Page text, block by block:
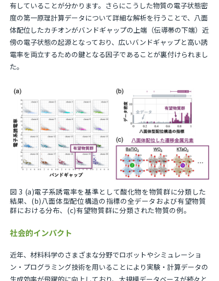
有していることが分かります。さらにこうした物質の電子状態密
度の第一原理計算データについて詳細な解析を行うことで、八面
体配位したカチオンがバンドギャップの上端（伝導帯の下端）近
傍の電子状態の起源となっており、広いバンドギャップと高い誘
電率を両立するための鍵となる因子であることが裏付けられまし
た。
図 3 (a)電子系誘電率を基準として酸化物を物質群に分類した
結果、(b)八面体型配位構造の指標の全データおよび有望物質
群における分布、(c)有望物質群に分類された物質の例。
社会的インパクト
近年、材料科学のさまざまな分野でロボットやシミュレーショ
ン・プログラミング技術を用いることにより実験・計算データの
生成効率が飛躍的に向上しており、大規模データベースが続々と